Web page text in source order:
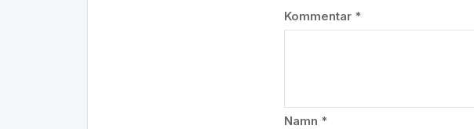
Kommentar *
Namn *